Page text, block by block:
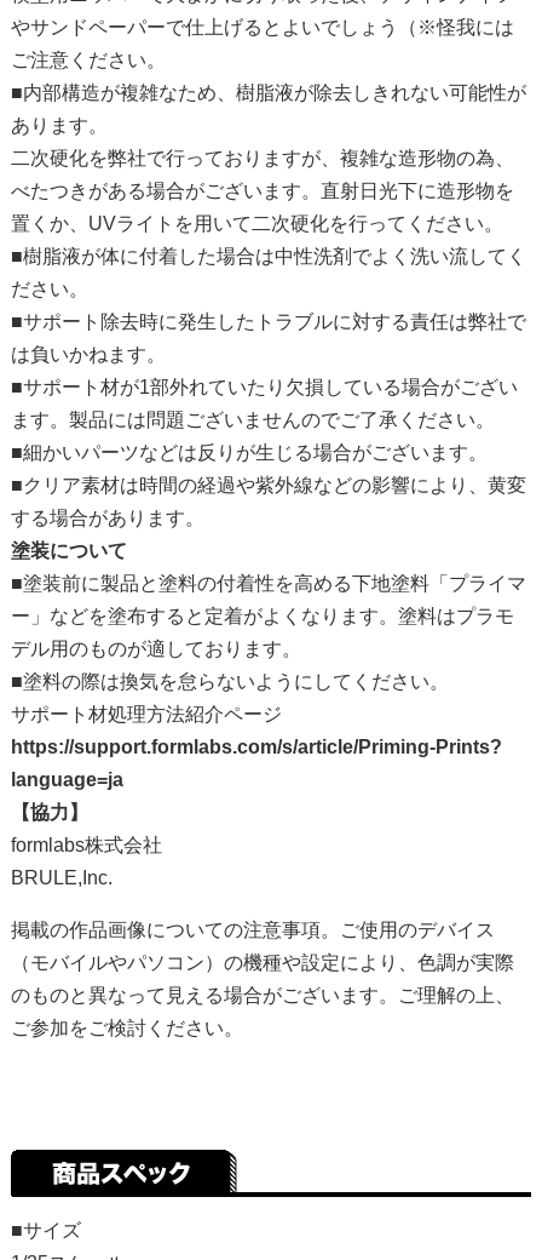
やサンドペーパーで仕上げるとよいでしょう（※怪我には
ご注意ください。
■内部構造が複雑なため、樹脂液が除去しきれない可能性が
あります。
二次硬化を弊社で行っておりますが、複雑な造形物の為、
べたつきがある場合がございます。直射日光下に造形物を
置くか、UVライトを用いて二次硬化を行ってください。
■樹脂液が体に付着した場合は中性洗剤でよく洗い流してく
ださい。
■サポート除去時に発生したトラブルに対する責任は弊社で
は負いかねます。
■サポート材が1部外れていたり欠損している場合がござい
ます。製品には問題ございませんのでご了承ください。
■細かいパーツなどは反りが生じる場合がございます。
■クリア素材は時間の経過や紫外線などの影響により、黄変
する場合があります。
塗装について
■塗装前に製品と塗料の付着性を高める下地塗料「プライマ
ー」などを塗布すると定着がよくなります。塗料はプラモ
デル用のものが適しております。
■塗料の際は換気を怠らないようにしてください。
サポート材処理方法紹介ページ
https://support.formlabs.com/s/article/Priming-Prints?
language=ja
【協力】
formlabs株式会社
BRULE,Inc.
掲載の作品画像についての注意事項。ご使用のデバイス
（モバイルやパソコン）の機種や設定により、色調が実際
のものと異なって見える場合がございます。ご理解の上、
ご参加をご検討ください。
■サイズ